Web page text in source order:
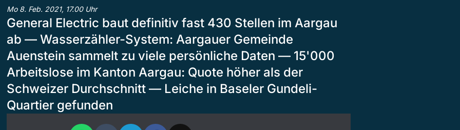
Mo 8. Feb. 2021, 17.00 Uhr
General Electric baut definitiv fast 430 Stellen im Aargau
ab — Wasserzähler-System: Aargauer Gemeinde
Auenstein sammelt zu viele persönliche Daten — 15'000
Arbeitslose im Kanton Aargau: Quote höher als der
Schweizer Durchschnitt — Leiche in Baseler Gundeli-
Quartier gefunden